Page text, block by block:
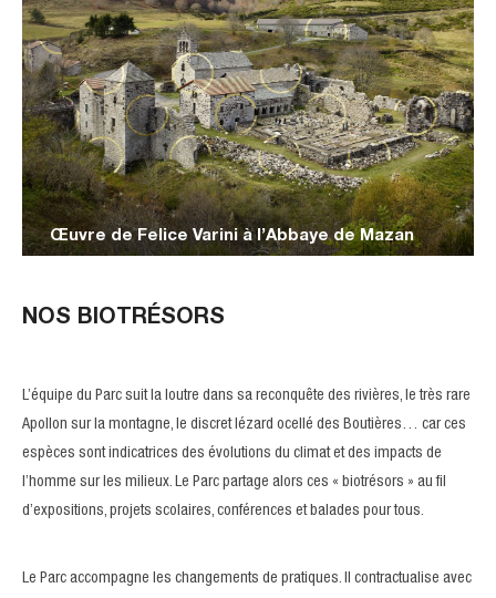
Œuvre de Felice Varini à l’Abbaye de Mazan
NOS BIOTRÉSORS
L’équipe du Parc suit la loutre dans sa reconquête des rivières, le très rare
Apollon sur la montagne, le discret lézard ocellé des Boutières… car ces
espèces sont indicatrices des évolutions du climat et des impacts de
l’homme sur les milieux. Le Parc partage alors ces « biotrésors » au fil
d’expositions, projets scolaires, conférences et balades pour tous.
Le Parc accompagne les changements de pratiques. Il contractualise avec